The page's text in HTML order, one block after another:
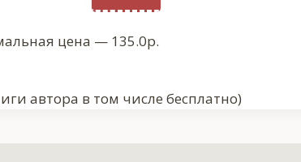
цена — 135.0р.
автора в том числе бесплатно)